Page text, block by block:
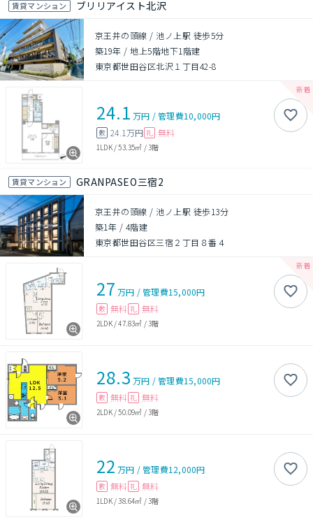
賃貸マンション ブリリアイスト北沢
京王井の頭線 / 池ノ上駅 徒歩5分
築19年 /地上5階地下1階建
東京都世田谷区北沢１丁目42-8
24.1 万円 /管理費10,000円
敷 24.1万円 礼 無料
1LDK/53.35㎡ /3階
賃貸マンション GRANPASEO三宿2
京王井の頭線 / 池ノ上駅 徒歩13分
築1年 / 4階建
東京都世田谷区三宿２丁目８番４
27 万円 /管理費15,000円
敷 無料 礼 無料
2LDK/47.83㎡ /3階
28.3 万円 /管理費15,000円
敷 無料 礼 無料
2LDK/50.09㎡ /3階
22 万円 /管理費12,000円
敷 無料 礼 無料
1LDK/38.64㎡ /3階